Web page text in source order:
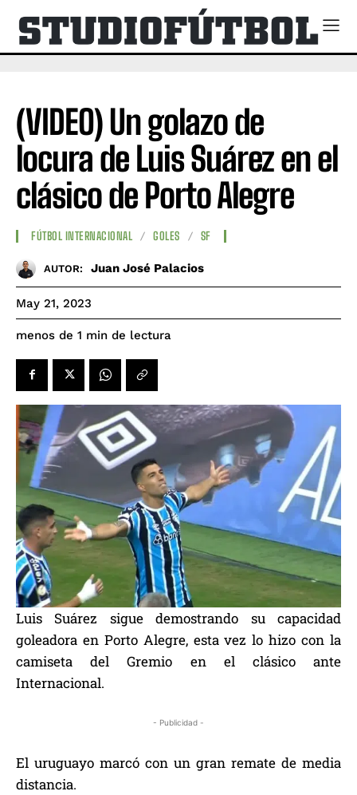
(VIDEO) Un golazo de
locura de Luis Suárez en el
clásico de Porto Alegre
FÚTBOL INTERNACIONAL GOLES SF
AUTOR: Juan José Palacios
May 21, 2023
menos de 1 min de lectura
Luis Suárez sigue demostrando su capacidad
goleadora en Porto Alegre, esta vez lo hizo con la
camiseta del Gremio en el clásico ante
Internacional.
- Publicidad -
El uruguayo marcó con un gran remate de media
distancia.